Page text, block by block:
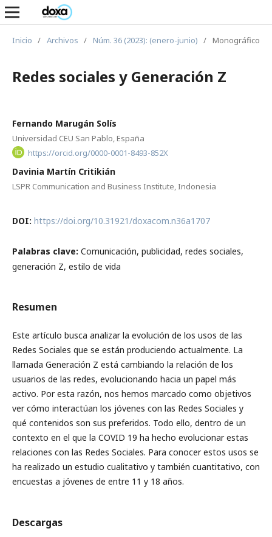
Inicio / Archivos / Núm. 36 (2023): (enero-junio) / Monográfico
Redes sociales y Generación Z
Fernando Marugán Solís
Universidad CEU San Pablo, España
https://orcid.org/0000-0001-8493-852X
Davinia Martín Critikián
LSPR Communication and Business Institute, Indonesia
DOI: https://doi.org/10.31921/doxacom.n36a1707
Palabras clave: Comunicación, publicidad, redes sociales,
generación Z, estilo de vida
Resumen
Este artículo busca analizar la evolución de los usos de las
Redes Sociales que se están produciendo actualmente. La
llamada Generación Z está cambiando la relación de los
usuarios de las redes, evolucionando hacia un papel más
activo. Por esta razón, nos hemos marcado como objetivos
ver cómo interactúan los jóvenes con las Redes Sociales y
qué contenidos son sus preferidos. Todo ello, dentro de un
contexto en el que la COVID 19 ha hecho evolucionar estas
relaciones con las Redes Sociales. Para conocer estos usos se
ha realizado un estudio cualitativo y también cuantitativo, con
encuestas a jóvenes de entre 11 y 18 años.
Descargas